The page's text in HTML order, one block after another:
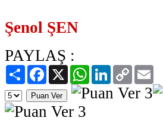
Şenol ŞEN
PAYLAŞ :
PaylaşFacebook
X WhatsAppLinkedIn
Copy
Link